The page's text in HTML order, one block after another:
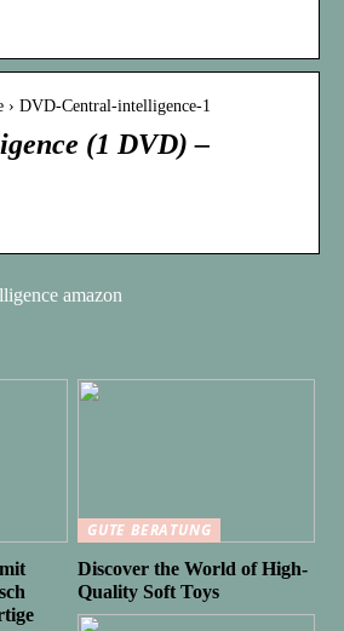
› DVD-Central-intelligence-1
(1 DVD) –
amazon
GUTE BERATUNG
Discover the World of High-
Quality Soft Toys